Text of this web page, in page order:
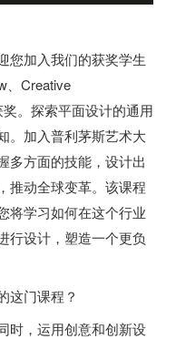
您加入我们的获奖学生
、Creative
。探索平面设计的通用
。加入普利茅斯艺术大
多方面的技能，设计出
推动全球变革。该课程
将学习如何在这个行业
行设计，塑造一个更负
这门课程？
时，运用创意和创新设